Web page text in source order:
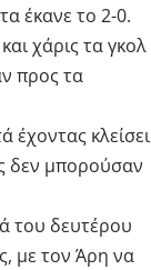
έκανε το 2-0.
χάρις τα γκολ
προς τα
κλείσει
δεν μπορούσαν
του δευτέρου
με τον Άρη να